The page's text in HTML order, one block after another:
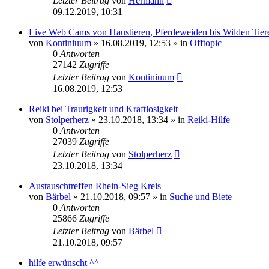
09.12.2019, 10:31
Live Web Cams von Haustieren, Pferdeweiden bis Wilden
von Kontiniuum » 16.08.2019, 12:53 » in Offtopic
0 Antworten
27142 Zugriffe
Letzter Beitrag von Kontiniuum
16.08.2019, 12:53
Reiki bei Traurigkeit und Kraftlosigkeit
von Stolperherz » 23.10.2018, 13:34 » in Reiki-Hilfe
0 Antworten
27039 Zugriffe
Letzter Beitrag von Stolperherz
23.10.2018, 13:34
Austauschtreffen Rhein-Sieg Kreis
von Bärbel » 21.10.2018, 09:57 » in Suche und Biete
0 Antworten
25866 Zugriffe
Letzter Beitrag von Bärbel
21.10.2018, 09:57
hilfe erwünscht ^^